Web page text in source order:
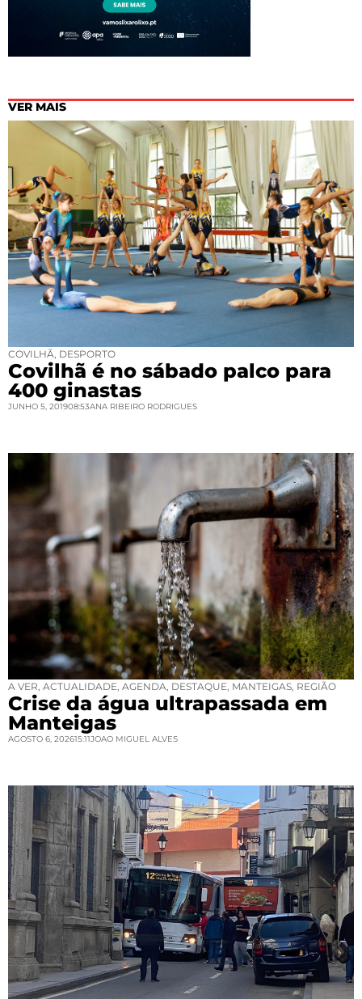
VER MAIS
COVILHÃ DESPORTO
Covilhã é no sábado palco para
400 ginastas
JUNHO 5, 201908:53ANA RIBEIRO RODRIGUES
A VER ACTUALIDADE AGENDA DESTAQUE MANTEIGAS REGIÃO
Crise da água ultrapassada em
Manteigas
AGOSTO 6, 202615:11JOAO MIGUEL ALVES